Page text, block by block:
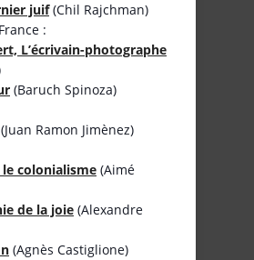
juif(Chil Rajchman)
:
L’écrivain-photographe
(Baruch Spinoza)
(Juan Ramon Jimènez)
colonialisme (Aimé
de la joie (Alexandre
(Agnès Castiglione)